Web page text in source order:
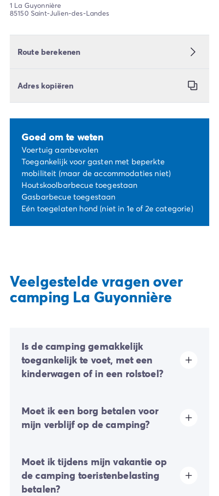
1 La Guyonnière
85150 Saint-Julien-des-Landes
Route berekenen
Adres kopiëren
Goed om te weten
Voertuig aanbevolen
Toegankelijk voor gasten met beperkte
mobiliteit (maar de accommodaties niet)
Houtskoolbarbecue toegestaan
Gasbarbecue toegestaan
Eén toegelaten hond (niet in 1e of 2e categorie)
Veelgestelde vragen over
camping La Guyonnière
Is de camping gemakkelijk
toegankelijk te voet, met een
kinderwagen of in een rolstoel?
aanwezig, maar deze hinderen over het algemeen het
verplaatsen te voet of met een kinderwagen niet.
De toegankelijkheid voor PBM (Personen met
zijn beschikbaar op een selectie van campings.
Moet ik een borg betalen voor
mijn verblijf op de camping?
uw online check-in of eenmaal ter plaatse.
Moet ik tijdens mijn vakantie op
de camping toeristenbelasting
betalen?